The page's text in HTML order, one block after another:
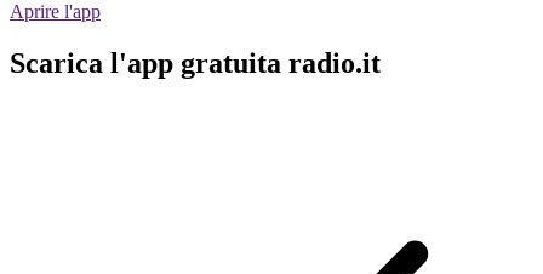
Aprire l'app
Scarica l'app gratuita radio.it